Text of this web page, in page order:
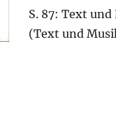
S. 87: Text und
(Text und